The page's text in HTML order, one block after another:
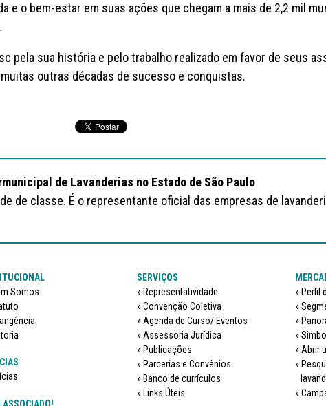
e o bem-estar em suas ações que chegam a mais de 2,2 mil
pela sua história e pelo trabalho realizado em favor de seus
outras décadas de sucesso e conquistas.
de Lavanderias no Estado de São Paulo
de classe. É o representante oficial das empresas de
Somos
SERVIÇOS
Representatividade
Convenção Coletiva
Agenda de Curso/ Eventos
Assessoria Jurídica
Publicações
Parcerias e Convênios
Banco de currículos
Links Úteis
Perfil
Abrir